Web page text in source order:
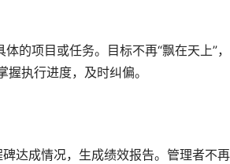
的项目或任务。目标不再“飘在天上”
握执行进度，及时纠偏。
达成情况，生成绩效报告。管理者不